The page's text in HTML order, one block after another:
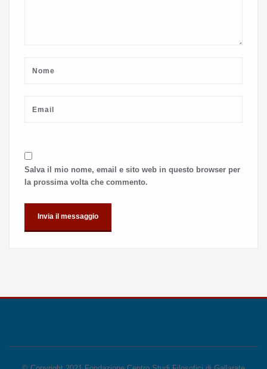
Salva il mio nome, email e sito web in questo browser per
la prossima volta che commento.